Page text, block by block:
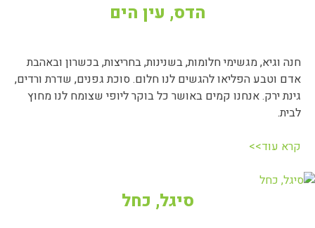
הדס, עין הים
חנה וגיא, מגשימי חלומות, בשנינות, בחריצות, בכשרון ובאהבת
אדם וטבע הפליאו להגשים לנו חלום. סוכת גפנים, שדרת ורדים,
גינת ירק. אנחנו קמים באושר כל בוקר ליופי שצומח לנו מחוץ
לבית.
קרא עוד>>
סיגל, כחל